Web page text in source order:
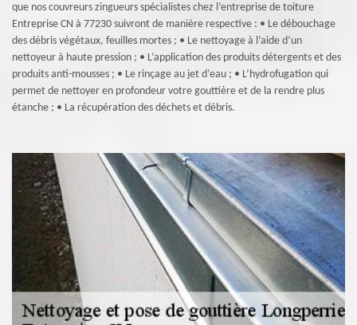
que nos couvreurs zingueurs spécialistes chez l’entreprise de toiture
Entreprise CN à 77230 suivront de manière respective : • Le débouchage
des débris végétaux, feuilles mortes ; • Le nettoyage à l’aide d’un
nettoyeur à haute pression ; • L’application des produits détergents et des
produits anti-mousses ; • Le rinçage au jet d’eau ; • L’hydrofugation qui
permet de nettoyer en profondeur votre gouttière et de la rendre plus
étanche ; • La récupération des déchets et débris.